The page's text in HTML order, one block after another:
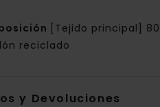
[Tejido principal]
reciclado
y Devoluciones